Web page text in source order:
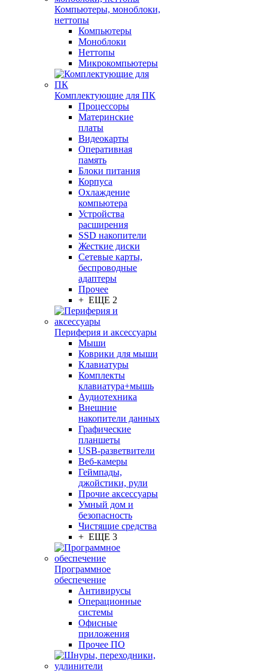
Компьютеры, моноблоки,
неттопы
Компьютеры
Моноблоки
Неттопы
Микрокомпьютеры
Комплектующие для ПК
Процессоры
Материнские
платы
Видеокарты
Оперативная
память
Блоки питания
Корпуса
Охлаждение
компьютера
Устройства
расширения
SSD накопители
Жесткие диски
Сетевые карты,
беспроводные
адаптеры
Прочее
+ ЕЩЕ 2
Периферия и аксессуары
Мыши
Коврики для мыши
Клавиатуры
Комплекты
клавиатура+мышь
Аудиотехника
Внешние
накопители данных
Графические
планшеты
USB-разветвители
Веб-камеры
Геймпады,
джойстики, рули
Прочие аксессуары
Умный дом и
безопасность
Чистящие средства
+ ЕЩЕ 3
Программное
обеспечение
Антивирусы
Операционные
системы
Офисные
приложения
Прочее ПО